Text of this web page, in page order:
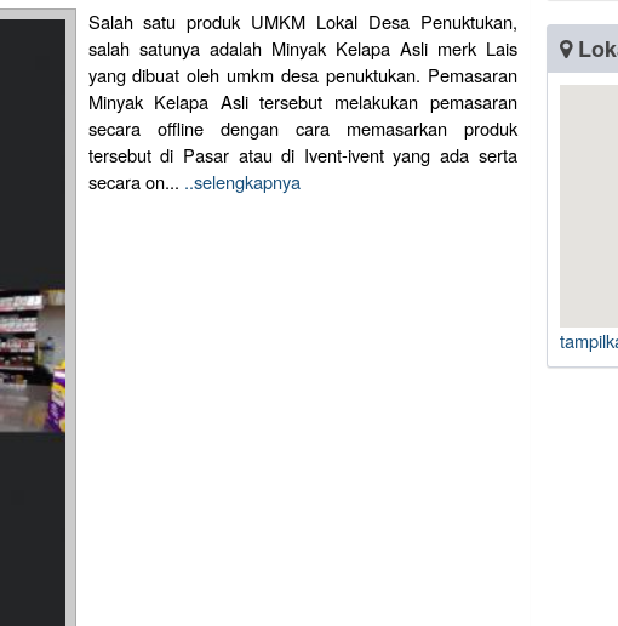
Salah satu produk UMKM Lokal Desa Penuktukan,
salah satunya adalah Minyak Kelapa Asli merk Lais
yang dibuat oleh umkm desa penuktukan. Pemasaran
Minyak Kelapa Asli tersebut melakukan pemasaran
secara offline dengan cara memasarkan produk
tersebut di Pasar atau di Ivent-ivent yang ada serta
secara on... ..selengkapnya